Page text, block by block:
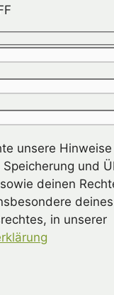
unsere
und
deinen
deines
in unserer